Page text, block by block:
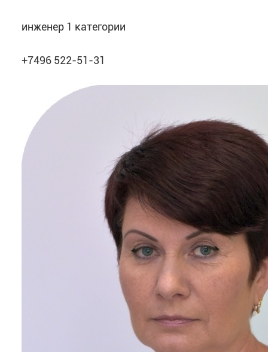
инженер 1 категории
+7496 522-51-31